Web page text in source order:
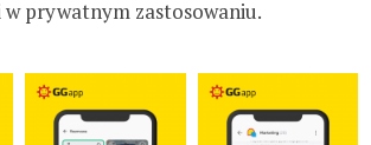
w prywatnym zastosowaniu.